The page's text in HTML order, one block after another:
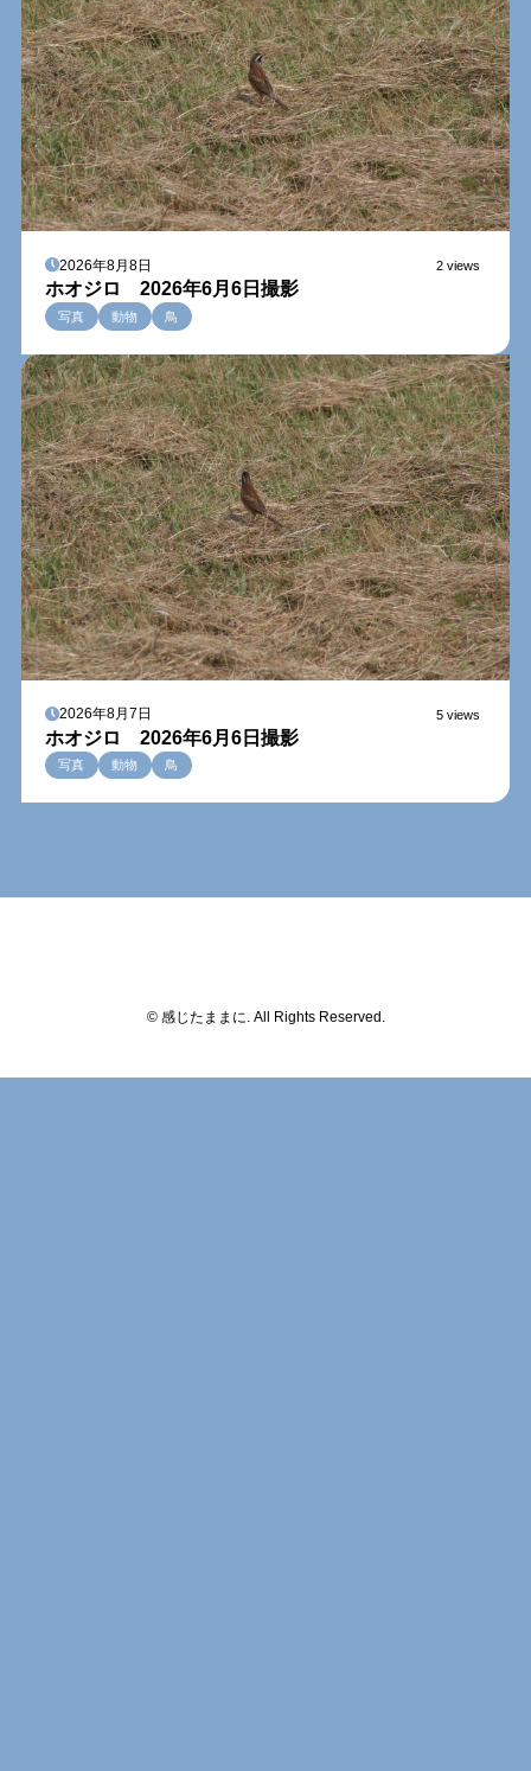
2026年8月8日 2 views
ホオジロ 2026年6月6日撮影
写真 動物 鳥
2026年8月7日 5 views
ホオジロ 2026年6月6日撮影
写真 動物 鳥
© 感じたままに. All Rights Reserved.